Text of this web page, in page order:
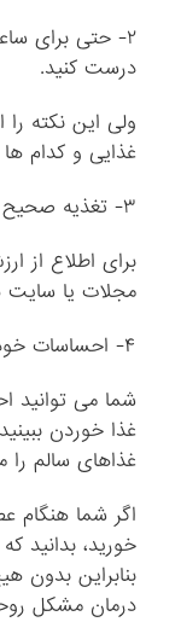
۲- حتی برای
درست کنید.
ولی این نکته را
غذایی و کدام
۳- تغذیه صحیح را بیاموزید.
برای اطلاع از
مجلات یا سایت
۴- احساسات خود را در غذا خوردن به کار برید!
شما می توانید
غذا خوردن
غذاهای سالم را
اگر شما هنگام
خورید، بدانید
بنابراین بدون
درمان مشکل